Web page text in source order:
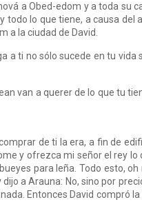
a Obed-edom y a toda su
todo lo que tiene, a causa del
a la ciudad de David.
a ti no sólo sucede en tu vida
van a querer de lo que tu
de ti la era, a fin de
y ofrezca mi señor el rey lo
para leña. Todo esto, oh
a Arauna: No, sino por
Entonces David compró la